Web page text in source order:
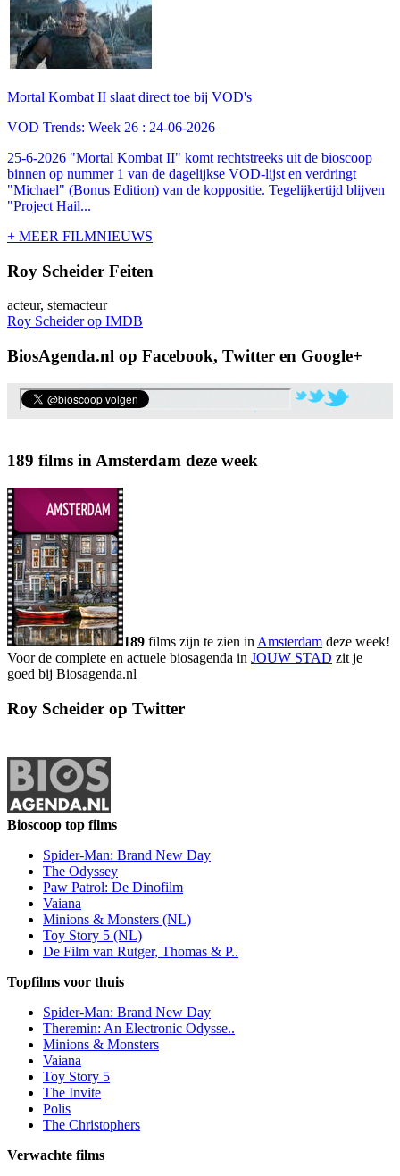
Mortal Kombat II slaat direct toe bij VOD's
VOD Trends: Week 26 : 24-06-2026
25-6-2026 "Mortal Kombat II" komt rechtstreeks uit de bioscoop
binnen op nummer 1 van de dagelijkse VOD-lijst en verdringt
"Michael" (Bonus Edition) van de koppositie. Tegelijkertijd blijven
"Project Hail...
+ MEER FILMNIEUWS
Roy Scheider Feiten
acteur, stemacteur
Roy Scheider op IMDB
BiosAgenda.nl op Facebook, Twitter en Google+
189 films in Amsterdam deze week
189 films zijn te zien in Amsterdam deze week!
Voor de complete en actuele biosagenda in JOUW STAD zit je
goed bij Biosagenda.nl
Roy Scheider op Twitter
Bioscoop top films
Spider-Man: Brand New Day
The Odyssey
Paw Patrol: De Dinofilm
Vaiana
Minions & Monsters (NL)
Toy Story 5 (NL)
De Film van Rutger, Thomas & P..
Topfilms voor thuis
Spider-Man: Brand New Day
Theremin: An Electronic Odysse..
Minions & Monsters
Vaiana
Toy Story 5
The Invite
Polis
The Christophers
Verwachte films